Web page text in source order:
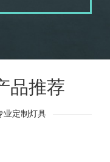
品推荐
业定制灯具